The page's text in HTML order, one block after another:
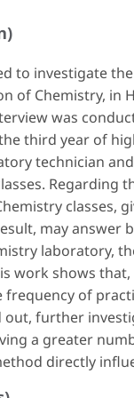
to investigate
of Chemistry, in
was
third year of
technician
Regarding
classes,
may answer
laboratory,
work shows
of
out, further
a greater
directly